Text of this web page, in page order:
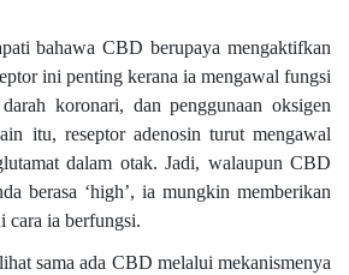
bahawa CBD berupaya mengaktifkan
ini penting kerana ia mengawal fungsi
koronari, dan penggunaan oksigen
itu, reseptor adenosin turut mengawal
dalam otak. Jadi, walaupun CBD
berasa ‘high’, ia mungkin memberikan
cara ia berfungsi.
sama ada CBD melalui mekanismenya